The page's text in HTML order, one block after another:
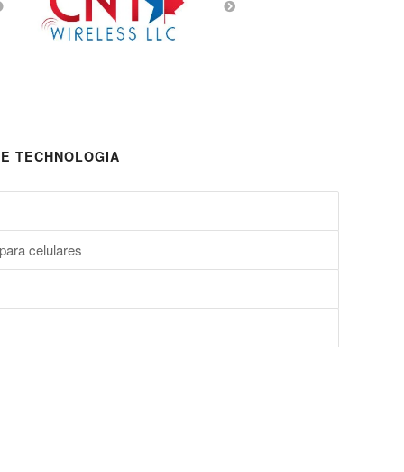
TECHNOLOGIA
celulares